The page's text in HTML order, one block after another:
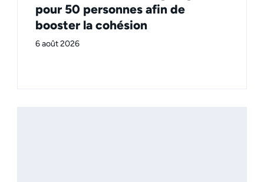
pour 50 personnes afin de
booster la cohésion
6 août 2026